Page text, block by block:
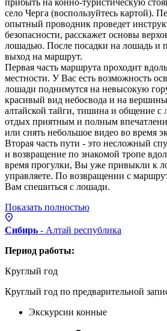
село Черга (воспользуйтесь картой).
опытный проводник проведет
безопасности, расскажет основы
лошадью. После посадки на лошадь и
выход на маршрут.
Первая часть маршрута проходит
местности. У Вас есть возможность
лошади поднимутся на невысокую
красивый вид небосвода и на
алтайской тайги, тишина и общение с
отдых приятным и полным
или снять небольшое видео во время
Вторая часть пути - это несложный
и возвращение по знакомой тропе
время прогулки, Вы уже привыкли к
управляете. По возвращении с
Вам спешиться с лошади.
Показать полностью
Сибирь - Алтай республика
Период работы:
Круглый год
Круглый год по предварительной
Экскурсии конные